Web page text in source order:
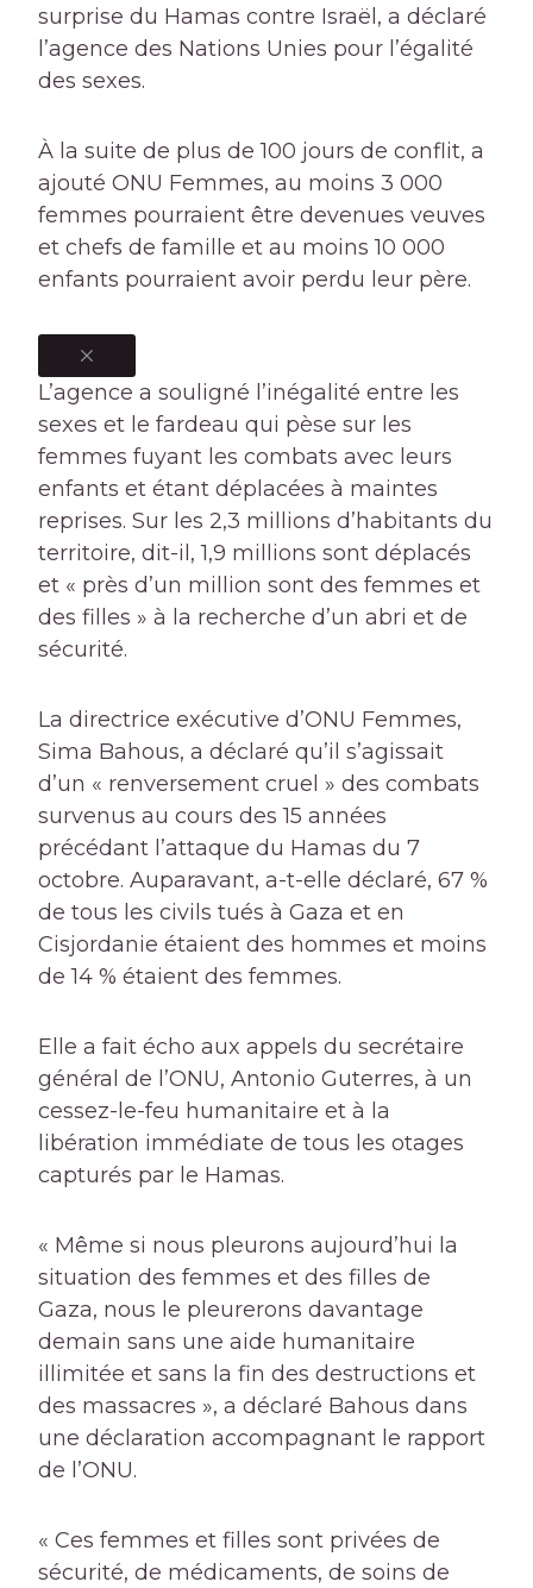
surprise du Hamas contre Israël, a déclaré
l’agence des Nations Unies pour l’égalité
des sexes.
À la suite de plus de 100 jours de conflit, a
ajouté ONU Femmes, au moins 3 000
femmes pourraient être devenues veuves
et chefs de famille et au moins 10 000
enfants pourraient avoir perdu leur père.
L’agence a souligné l’inégalité entre les
sexes et le fardeau qui pèse sur les
femmes fuyant les combats avec leurs
enfants et étant déplacées à maintes
reprises. Sur les 2,3 millions d’habitants du
territoire, dit-il, 1,9 millions sont déplacés
et « près d’un million sont des femmes et
des filles » à la recherche d’un abri et de
sécurité.
La directrice exécutive d’ONU Femmes,
Sima Bahous, a déclaré qu’il s’agissait
d’un « renversement cruel » des combats
survenus au cours des 15 années
précédant l’attaque du Hamas du 7
octobre. Auparavant, a-t-elle déclaré, 67 %
de tous les civils tués à Gaza et en
Cisjordanie étaient des hommes et moins
de 14 % étaient des femmes.
Elle a fait écho aux appels du secrétaire
général de l’ONU, Antonio Guterres, à un
cessez-le-feu humanitaire et à la
libération immédiate de tous les otages
capturés par le Hamas.
« Même si nous pleurons aujourd’hui la
situation des femmes et des filles de
Gaza, nous le pleurerons davantage
demain sans une aide humanitaire
illimitée et sans la fin des destructions et
des massacres », a déclaré Bahous dans
une déclaration accompagnant le rapport
de l’ONU.
« Ces femmes et filles sont privées de
sécurité, de médicaments, de soins de